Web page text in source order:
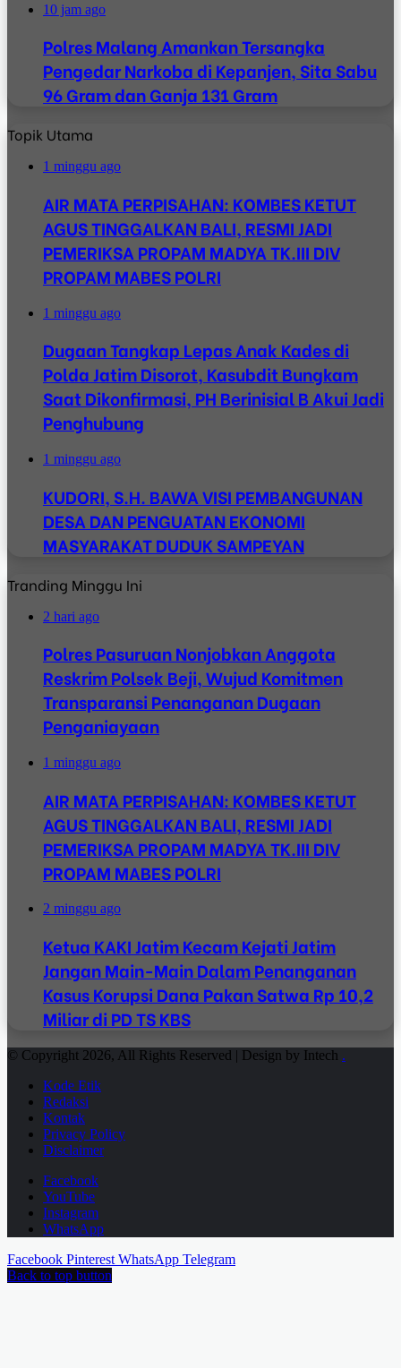
10 jam ago
Polres Malang Amankan Tersangka
Pengedar Narkoba di Kepanjen, Sita Sabu
96 Gram dan Ganja 131 Gram
Topik Utama
1 minggu ago
AIR MATA PERPISAHAN: KOMBES KETUT
AGUS TINGGALKAN BALI, RESMI JADI
PEMERIKSA PROPAM MADYA TK.III DIV
PROPAM MABES POLRI
1 minggu ago
Dugaan Tangkap Lepas Anak Kades di
Polda Jatim Disorot, Kasubdit Bungkam
Saat Dikonfirmasi, PH Berinisial B Akui Jadi
Penghubung
1 minggu ago
KUDORI, S.H. BAWA VISI PEMBANGUNAN
DESA DAN PENGUATAN EKONOMI
MASYARAKAT DUDUK SAMPEYAN
Tranding Minggu Ini
2 hari ago
Polres Pasuruan Nonjobkan Anggota
Reskrim Polsek Beji, Wujud Komitmen
Transparansi Penanganan Dugaan
Penganiayaan
1 minggu ago
AIR MATA PERPISAHAN: KOMBES KETUT
AGUS TINGGALKAN BALI, RESMI JADI
PEMERIKSA PROPAM MADYA TK.III DIV
PROPAM MABES POLRI
2 minggu ago
Ketua KAKI Jatim Kecam Kejati Jatim
Jangan Main-Main Dalam Penanganan
Kasus Korupsi Dana Pakan Satwa Rp 10,2
Miliar di PD TS KBS
© Copyright 2026, All Rights Reserved | Design by Intech .
Kode Etik
Redaksi
Kontak
Privacy Policy
Disclaimer
Facebook
YouTube
Instagram
WhatsApp
Facebook Pinterest WhatsApp Telegram
Back to top button